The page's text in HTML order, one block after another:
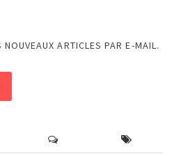
ARTICLES PAR E-MAIL.